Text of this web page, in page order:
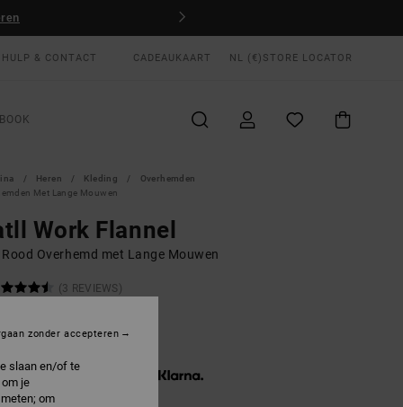
HULP & CONTACT CADEAUKAART NL (€) STORE LOCATOR
Heren Kleding
Overhemden
Met Lange Mouwen
Work Flannel
Rood Overhemd met Lange Mouwen
(3 REVIEWS)
3 x € 15,00, zonder rente met
slaan en/of te
je
om
zonder accepteren